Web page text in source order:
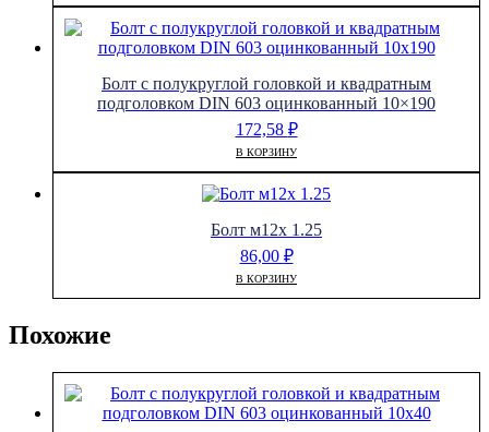
Болт с полукруглой головкой и квадратным
подголовком DIN 603 оцинкованный 10×190
172,58 ₽
В КОРЗИНУ
Болт м12х 1.25
86,00 ₽
В КОРЗИНУ
Похожие